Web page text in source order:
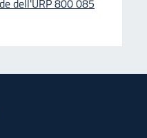
dell'URP 800 085